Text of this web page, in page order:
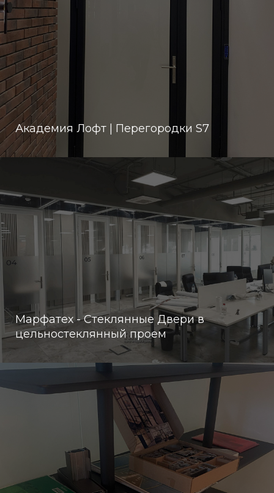
Академия Лофт | Перегородки S7
Марфатех - Стеклянные Двери в
цельностеклянный проем